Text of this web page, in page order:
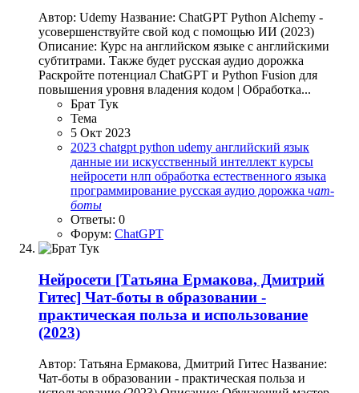
Автор: Udemy Название: ChatGPT Python Alchemy -
усовершенствуйте свой код с помощью ИИ (2023)
Описание: Курс на английском языке с английскими
субтитрами. Также будет русская аудио дорожка
Раскройте потенциал ChatGPT и Python Fusion для
повышения уровня владения кодом | Обработка...
Брат Тук
Тема
5 Окт 2023
2023 chatgpt python udemy английский язык
данные ии искусственный интеллект курсы
нейросети нлп обработка естественного языка
программирование русская аудио дорожка чат-
боты
Ответы: 0
Форум: ChatGPT
Нейросети [Татьяна Ермакова, Дмитрий
Гитес] Чат-боты в образовании -
практическая польза и использование
(2023)
Автор: Татьяна Ермакова, Дмитрий Гитес Название:
Чат-боты в образовании - практическая польза и